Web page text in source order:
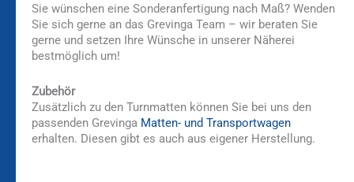
Sie wünschen eine Sonderanfertigung nach Maß? Wenden
Sie sich gerne an das Grevinga Team – wir beraten Sie
gerne und setzen Ihre Wünsche in unserer Näherei
bestmöglich um!
Zubehör
Zusätzlich zu den Turnmatten können Sie bei uns den
passenden Grevinga Matten- und Transportwagen
erhalten. Diesen gibt es auch aus eigener Herstellung.